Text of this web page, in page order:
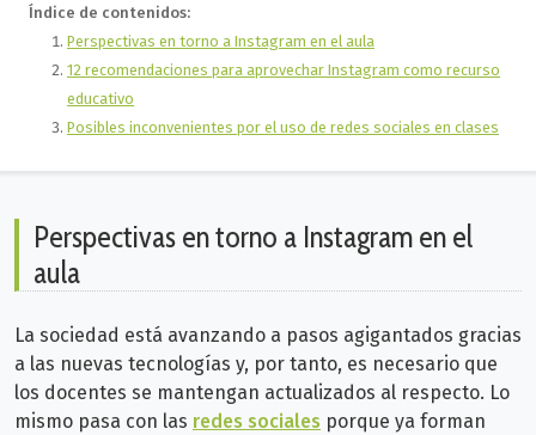
Índice de contenidos:
Perspectivas en torno a Instagram en el aula
12 recomendaciones para aprovechar Instagram como recurso
educativo
Posibles inconvenientes por el uso de redes sociales en clases
Perspectivas en torno a Instagram en el
aula
La sociedad está avanzando a pasos agigantados gracias
a las nuevas tecnologías y, por tanto, es necesario que
los docentes se mantengan actualizados al respecto. Lo
mismo pasa con las redes sociales porque ya forman